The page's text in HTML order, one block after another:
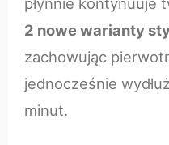
2 nowe warianty
zachowując
jednocześnie
minut.